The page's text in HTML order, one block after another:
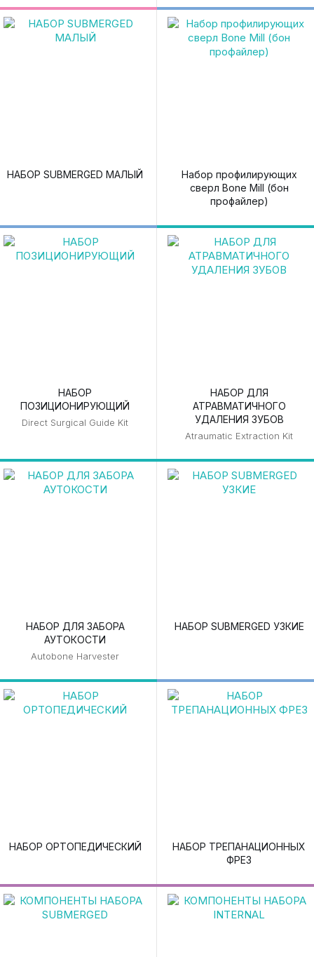
НАБОР SUBMERGED МАЛЫЙ
Набор профилирующих
сверл Bone Mill (бон
профайлер)
НАБОР
ПОЗИЦИОНИРУЮЩИЙ
Direct Surgical Guide Kit
НАБОР ДЛЯ
АТРАВМАТИЧНОГО
УДАЛЕНИЯ ЗУБОВ
Atraumatic Extraction Kit
НАБОР ДЛЯ ЗАБОРА
АУТОКОСТИ
Autobone Harvester
НАБОР SUBMERGED УЗКИЕ
НАБОР ОРТОПЕДИЧЕСКИЙ
НАБОР ТРЕПАНАЦИОННЫХ
ФРЕЗ